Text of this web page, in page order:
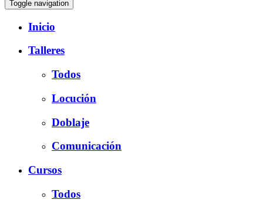
Toggle navigation
Inicio
Talleres
Todos
Locución
Doblaje
Comunicación
Cursos
Todos